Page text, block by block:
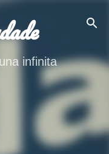
infinita